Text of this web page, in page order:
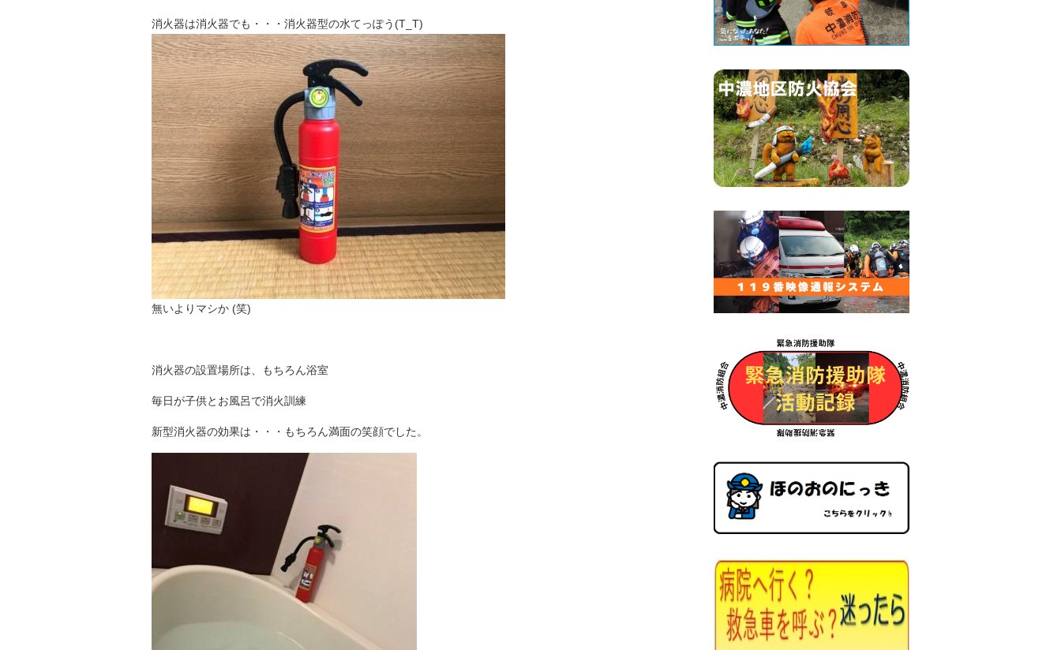
消火器は消火器でも・・・消火器型の水てっぽう(T_T)
無いよりマシか (笑)
消火器の設置場所は、もちろん浴室
毎日が子供とお風呂で消火訓練
新型消火器の効果は・・・もちろん満面の笑顔でした。